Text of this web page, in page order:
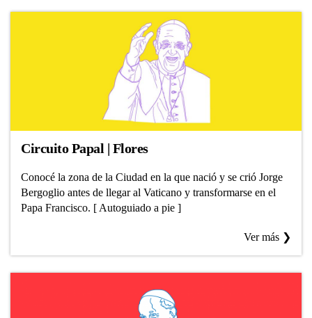
Circuito Papal | Flores
Conocé la zona de la Ciudad en la que nació y se crió Jorge
Bergoglio antes de llegar al Vaticano y transformarse en el
Papa Francisco. [ Autoguiado a pie ]
Ver más ❯